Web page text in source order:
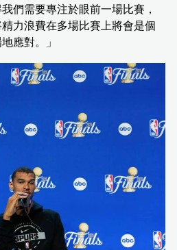
們需要專注於眼前一場比賽，
力浪費在多場比賽上將會是個
應對。」